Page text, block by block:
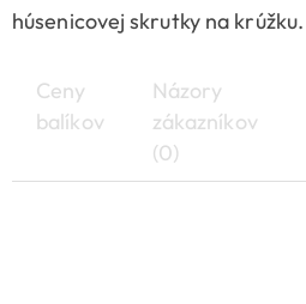
húsenicovej skrutky na krúžku.
Ceny
balíkov
Názory
zákazníkov
(0)